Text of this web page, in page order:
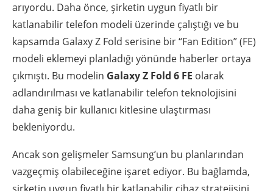
arıyordu. Daha önce, şirketin uygun fiyatlı bir
katlanabilir telefon modeli üzerinde çalıştığı ve bu
kapsamda Galaxy Z Fold serisine bir “Fan Edition” (FE)
modeli eklemeyi planladığı yönünde haberler ortaya
çıkmıştı. Bu modelin Galaxy Z Fold 6 FE olarak
adlandırılması ve katlanabilir telefon teknolojisini
daha geniş bir kullanıcı kitlesine ulaştırması
bekleniyordu.
Ancak son gelişmeler Samsung’un bu planlarından
vazgeçmiş olabileceğine işaret ediyor. Bu bağlamda,